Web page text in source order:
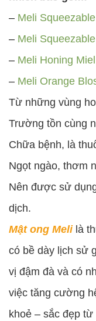
– Meli
– Meli
– Meli Honing
– Meli Orange
Từ những vùng
Trường tồn cùng
Chữa bệnh, là
Ngọt ngào, thơm
Nên được sử
dịch.
Mật ong Melilà
có bề dày lịch sử
vị đậm đà và có
việc tăng cường
khoẻ – sắc đẹp từ